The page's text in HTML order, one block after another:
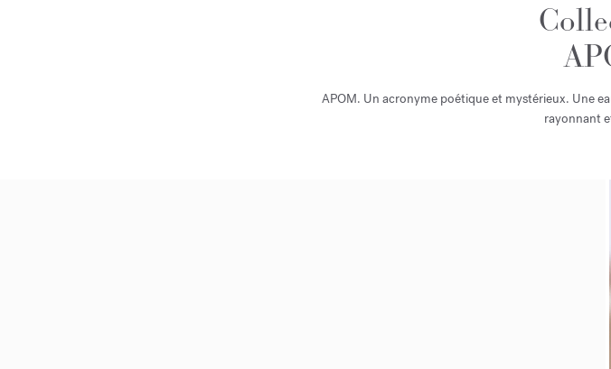
APOM. Un acronyme poétique et mystérieux. Une
rayonnant